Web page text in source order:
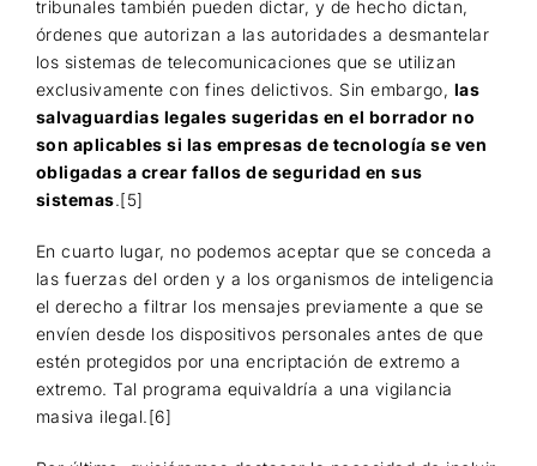
tribunales también pueden dictar, y de hecho dictan,
órdenes que autorizan a las autoridades a desmantelar
los sistemas de telecomunicaciones que se utilizan
exclusivamente con fines delictivos. Sin embargo, las
salvaguardias legales sugeridas en el borrador no
son aplicables si las empresas de tecnología se ven
obligadas a crear fallos de seguridad en sus
sistemas.[5]
En cuarto lugar, no podemos aceptar que se conceda a
las fuerzas del orden y a los organismos de inteligencia
el derecho a filtrar los mensajes previamente a que se
envíen desde los dispositivos personales antes de que
estén protegidos por una encriptación de extremo a
extremo. Tal programa equivaldría a una vigilancia
masiva ilegal.[6]